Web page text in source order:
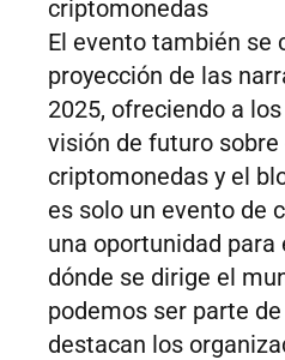
criptomonedas
El evento también se
proyección de las
2025, ofreciendo a
visión de futuro
criptomonedas y el
es solo un evento de
una oportunidad para
dónde se dirige el
podemos ser parte
destacan los